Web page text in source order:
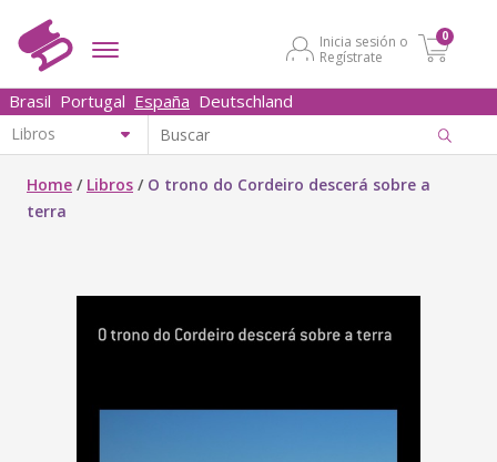
Inicia sesión o
Regístrate
0
Brasil Portugal España Deutschland
Home / Libros / O trono do Cordeiro descerá sobre a
terra